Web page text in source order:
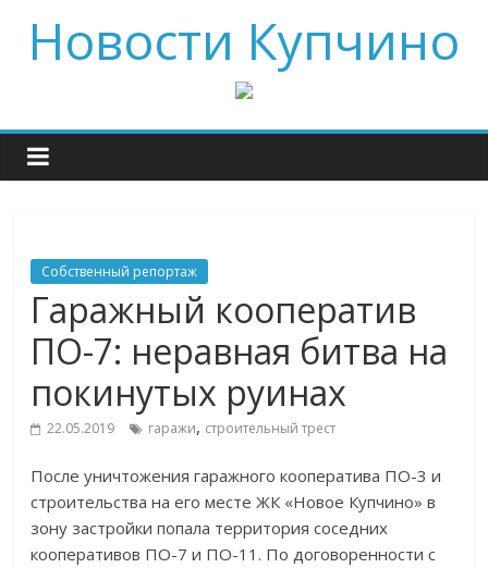
Новости Купчино
Собственный репортаж
Гаражный кооператив
ПО-7: неравная битва на
покинутых руинах
22.05.2019 гаражи, строительный трест
После уничтожения гаражного кооператива ПО-3 и
строительства на его месте ЖК «Новое Купчино» в
зону застройки попала территория соседних
кооперативов ПО-7 и ПО-11. По договоренности с